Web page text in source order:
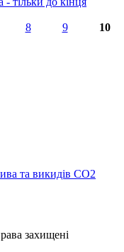
8 9 10
та викидів СО2
захищені